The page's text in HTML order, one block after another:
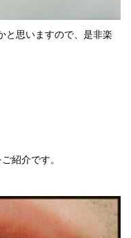
と思いますので、是非楽
紹介です。